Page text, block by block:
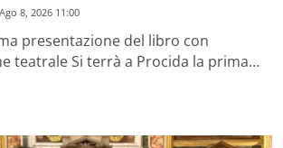
Ago 8, 2026 11:00
presentazione del libro con
teatrale Si terrà a Procida la prima…